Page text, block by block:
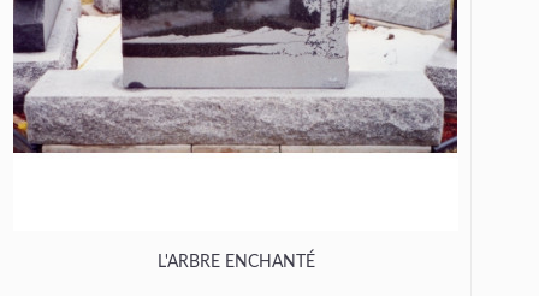
L'ARBRE ENCHANTÉ